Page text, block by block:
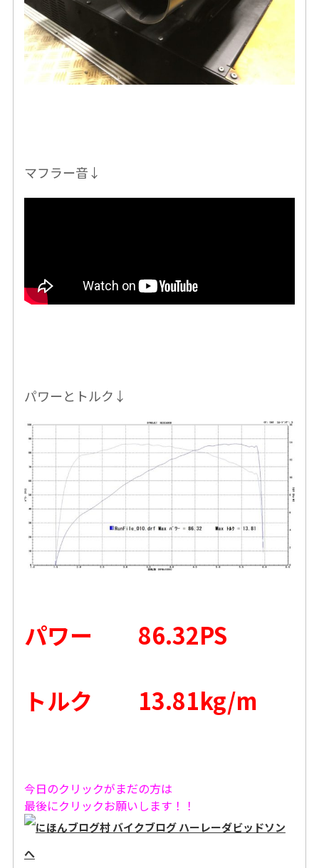
マフラー音↓
パワーとトルク↓
パワー 86.32PS
トルク 13.81kg/m
今日のクリックがまだの方は
最後にクリックお願いします！！